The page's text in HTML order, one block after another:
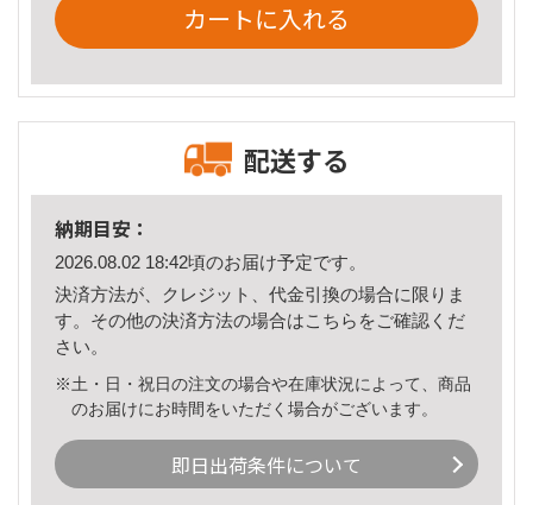
カートに入れる
配送する
納期目安：
2026.08.02 18:42頃のお届け予定です。
決済方法が、クレジット、代金引換の場合に限りま
す。その他の決済方法の場合はこちら をご確認くだ
さい。
※土・日・祝日の注文の場合や在庫状況によって、商品
のお届けにお時間をいただく場合がございます。
即日出荷条件について